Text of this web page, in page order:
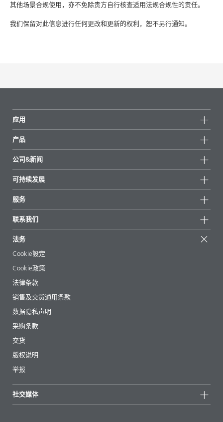
其他场景合规使用，亦不免除贵方自行核查适用法规合规性的责任。
我们保留对此信息进行任何更改和更新的权利，恕不另行通知。
应用
产品
所有产品
重点推荐
公司&新闻
新闻
新闻和媒体
地区和分销商
展会和活动
可持续发展
可持续产品
成功案例
EcoVadis
认证
服务
起始配方
文章
电子书
法规事务
助剂指南 App
视频
下载
联系我们
法务
Cookie設定
Cookie政策
法律条款
销售及交货通用条款
数据隐私声明
采购条款
交货
版权说明
举报
社交媒体